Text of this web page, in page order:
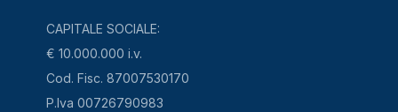
CAPITALE SOCIALE:
€ 10.000.000 i.v.
Cod. Fisc. 87007530170
P.Iva 00726790983